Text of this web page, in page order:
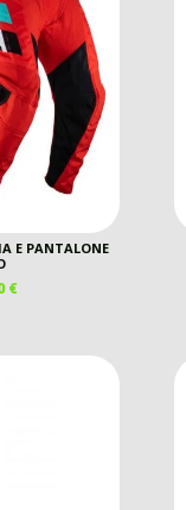
E PANTALONE
€.
€IL